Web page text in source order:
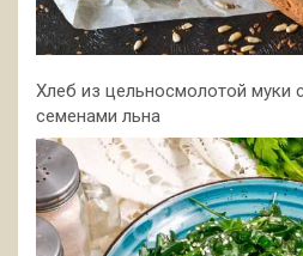
Хлеб из цельносмолотой муки
семенами льна